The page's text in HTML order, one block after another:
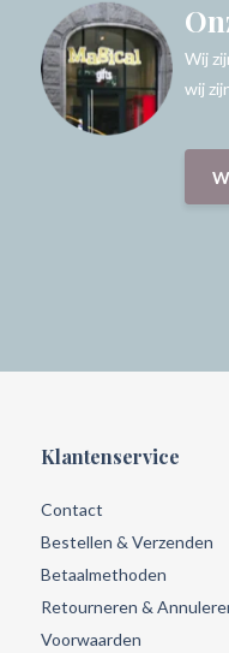
Wij
wij
Klantenservice
Contact
Bestellen & Verzenden
Betaalmethoden
Retourneren &
Voorwaarden